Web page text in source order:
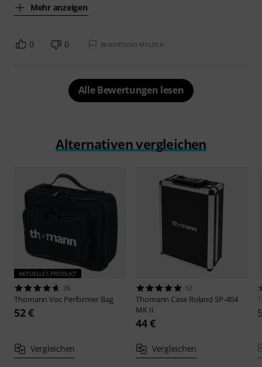
Mehr anzeigen
0 0 BEWERTUNG MELDEN
Alle Bewertungen lesen
Alternativen vergleichen
AKTUELLES PRODUKT
20
ThomannVoc Performer Bag
52 €
Vergleichen
12
Thomann Case Roland SP-404
MK II
44 €
Vergleichen